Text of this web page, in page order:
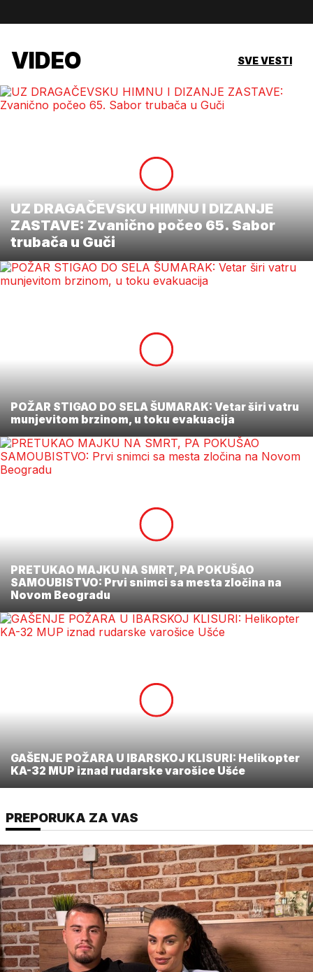
VIDEO SVE VESTI
UZ DRAGAČEVSKU HIMNU I DIZANJE
ZASTAVE: Zvanično počeo 65. Sabor
trubača u Guči
POŽAR STIGAO DO SELA ŠUMARAK: Vetar širi vatru
munjevitom brzinom, u toku evakuacija
PRETUKAO MAJKU NA SMRT, PA POKUŠAO
SAMOUBISTVO: Prvi snimci sa mesta zločina na
Novom Beogradu
GAŠENJE POŽARA U IBARSKOJ KLISURI: Helikopter
KA-32 MUP iznad rudarske varošice Ušće
PREPORUKA ZA VAS